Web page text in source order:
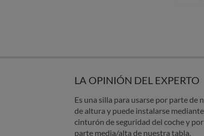
LA OPINIÓN DEL EXPERTO
Es una silla para usarse por parte
de altura y puede instalarse
cinturón de seguridad del coche y
parte media/alta de nuestra tabla.